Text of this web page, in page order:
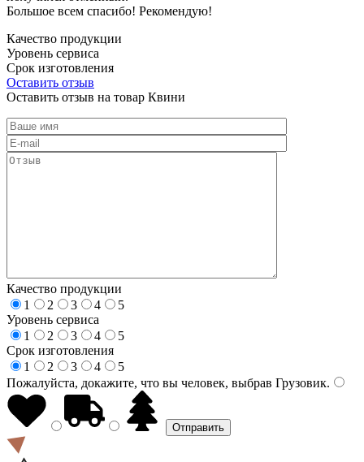
Большое всем спасибо! Рекомендую!
Качество продукции
Уровень сервиса
Срок изготовления
Оставить отзыв
Оставить отзыв на товар Квини
Качество продукции
1
2 3 4
5
Уровень сервиса
1
2 3 4
5
Срок изготовления
1
2 3 4
5
Пожалуйста, докажите, что вы человек, выбрав Грузовик.